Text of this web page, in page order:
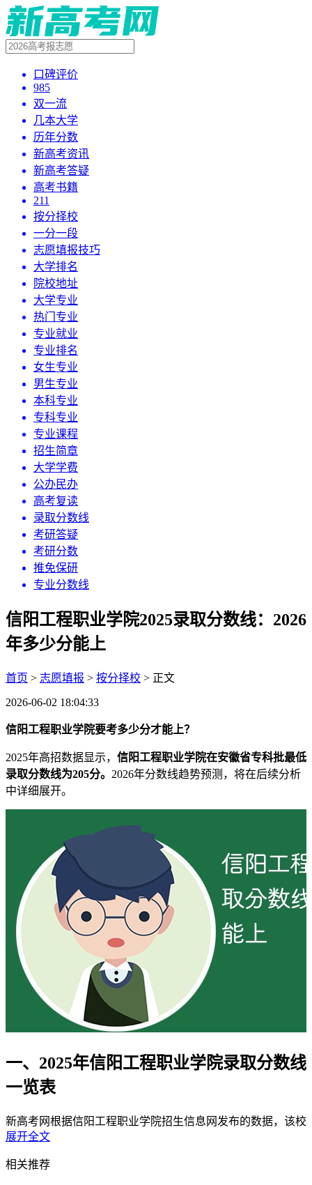
口碑评价
985
双一流
几本大学
历年分数
新高考资讯
新高考答疑
高考书籍
211
按分择校
一分一段
志愿填报技巧
大学排名
院校地址
大学专业
热门专业
专业就业
专业排名
女生专业
男生专业
本科专业
专科专业
专业课程
招生简章
大学学费
公办民办
高考复读
录取分数线
考研答疑
考研分数
推免保研
专业分数线
信阳工程职业学院2025录取分数线：2026
年多少分能上
首页 > 志愿填报 > 按分择校 > 正文
2026-06-02 18:04:33
信阳工程职业学院要考多少分才能上？
2025年高招数据显示， 信阳工程职业学院在安徽省专科批最低
录取分数线为205分。 2026年分数线趋势预测，将在后续分析
中详细展开。
一、2025年信阳工程职业学院录取分数线
一览表
新高考网根据信阳工程职业学院招生信息网发布的数据，该校
2025年最低录取分数线如下：
安徽省：（专科批）物理类205分、历史类205分。
展开全文
相关推荐